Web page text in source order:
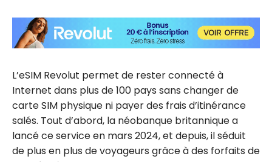
L’eSIM Revolut permet de rester connecté à
Internet dans plus de 100 pays sans changer de
carte SIM physique ni payer des frais d’itinérance
salés. Tout d’abord, la néobanque britannique a
lancé ce service en mars 2024, et depuis, il séduit
de plus en plus de voyageurs grâce à des forfaits de